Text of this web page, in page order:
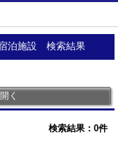
泊施設 検索結果
く
検索結果： 0件